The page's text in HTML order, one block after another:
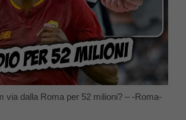
via dalla Roma per 52 milioni? – -Roma-